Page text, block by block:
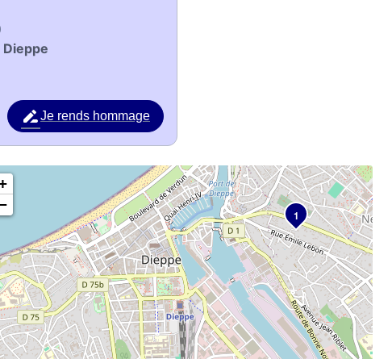
Dieppe
Je rends hommage
1